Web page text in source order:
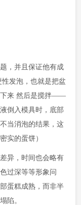
，并且保证他有成
发泡，也就是把盆
下来 然后是搅拌——
倒入模具时，底部
当消泡的结果，这
实的蛋饼）
异，时间也会略有
过深等等形象问
蛋糕成熟，而非半
陷。